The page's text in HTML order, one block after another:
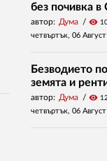
без почивка в
автор: Дума visibility
четвъртък, 06
Безводието
земята и
автор: Дума visibility
четвъртък, 06